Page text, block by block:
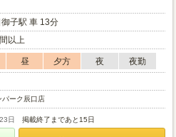
子駅 車 13分
以上
昼 夕方 夜
夜勤
ーク辰口店
日 掲載終了まであと15日